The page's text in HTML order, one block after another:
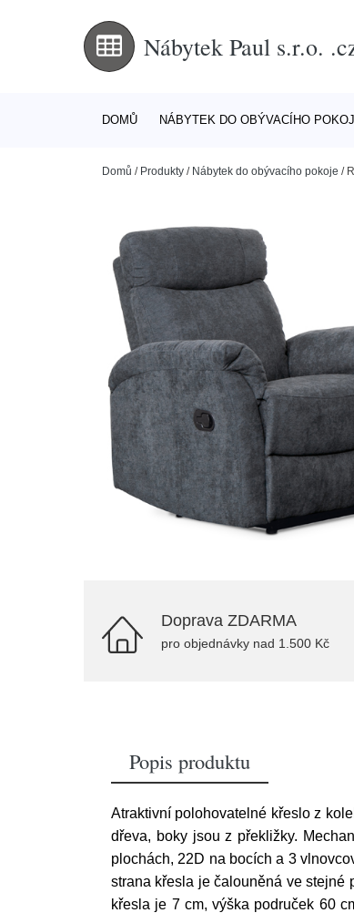
Nábytek Paul s.r.o.
DOMŮ NÁBYTEK DO OBÝVACÍHO
Domů / Produkty / Nábytek do obývacího pokoje /
Doprava ZDARMA
pro objednávky nad 1.500 Kč
Popis produktu
Atraktivní polohovatelné křeslo z
dřeva, boky jsou z překližky.
plochách, 22D na bocích a 3
strana křesla je čalouněná ve stejné
křesla je 7 cm, výška područek 60